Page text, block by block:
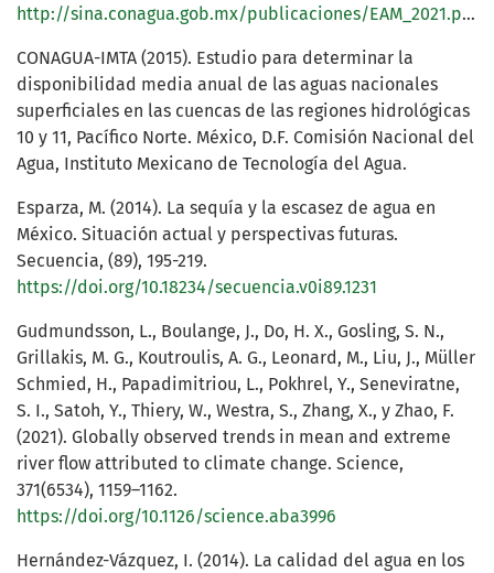
http://sina.conagua.gob.mx/publicaciones/EAM_2021.pdf
CONAGUA-IMTA (2015). Estudio para determinar la
disponibilidad media anual de las aguas nacionales
superficiales en las cuencas de las regiones hidrológicas
10 y 11, Pacífico Norte. México, D.F. Comisión Nacional del
Agua, Instituto Mexicano de Tecnología del Agua.
Esparza, M. (2014). La sequía y la escasez de agua en
México. Situación actual y perspectivas futuras.
Secuencia, (89), 195-219.
https://doi.org/10.18234/secuencia.v0i89.1231
Gudmundsson, L., Boulange, J., Do, H. X., Gosling, S. N.,
Grillakis, M. G., Koutroulis, A. G., Leonard, M., Liu, J., Müller
Schmied, H., Papadimitriou, L., Pokhrel, Y., Seneviratne,
S. I., Satoh, Y., Thiery, W., Westra, S., Zhang, X., y Zhao, F.
(2021). Globally observed trends in mean and extreme
river flow attributed to climate change. Science,
371(6534), 1159–1162.
https://doi.org/10.1126/science.aba3996
Hernández-Vázquez, I. (2014). La calidad del agua en los